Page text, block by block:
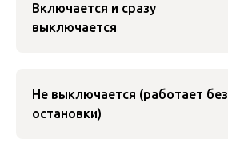
Включается и сразу
выключается
Не выключается (работает без
остановки)